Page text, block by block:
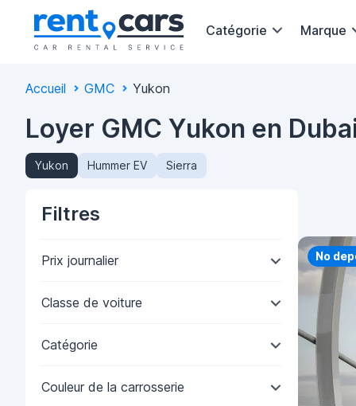
Catégorie Marque
Accueil GMC Yukon
Loyer GMC Yukon en
Yukon Hummer EV Sierra
Filtres
Prix journalier
Classe de voiture
Catégorie
Couleur de la carrosserie
No